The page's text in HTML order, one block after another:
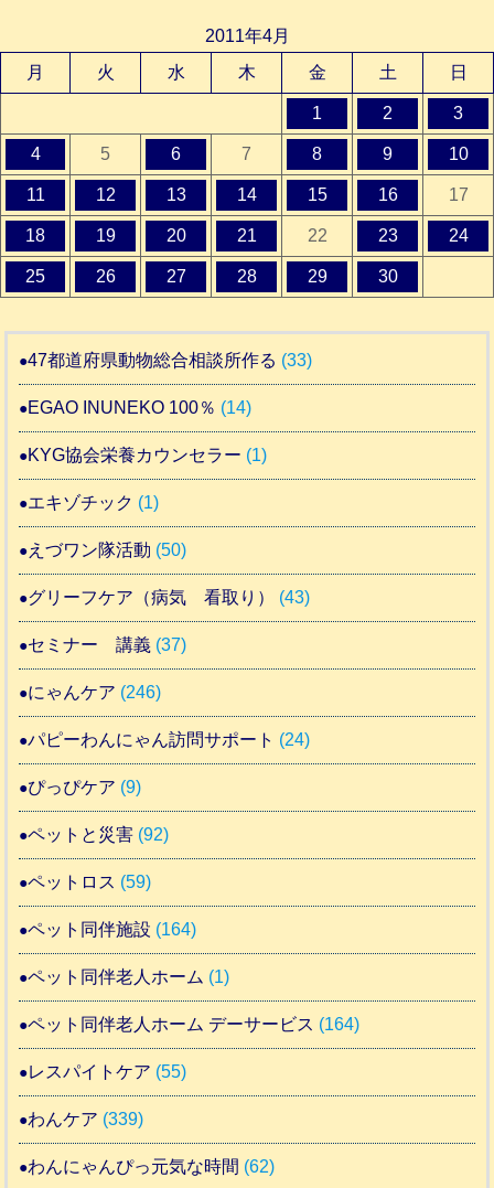
2011年4月
月
火 水 木 金 土 日
1 2 3
4 5 6 7 8 9 10
11 12 13 14 15 16 17
18 19 20 21 22 23 24
25 26 27 28 29 30
47都道府県動物総合相談所作る (33)
EGAO INUNEKO 100％ (14)
KYG協会栄養カウンセラー (1)
エキゾチック (1)
えづワン隊活動 (50)
グリーフケア（病気 看取り） (43)
セミナー 講義 (37)
にゃんケア (246)
パピーわんにゃん訪問サポート (24)
ぴっぴケア (9)
ペットと災害 (92)
ペットロス (59)
ペット同伴施設 (164)
ペット同伴老人ホーム (1)
ペット同伴老人ホーム デーサービス (164)
レスパイトケア (55)
わんケア (339)
わんにゃんぴっ元気な時間 (62)